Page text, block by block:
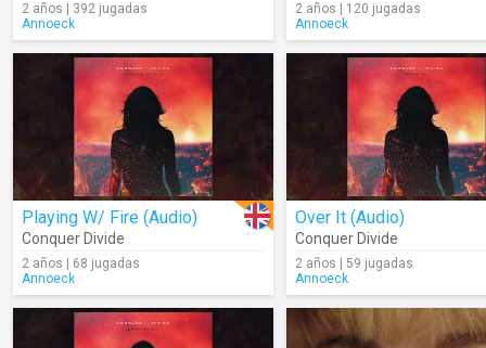
2 años | 392 jugadas
Annoeck
2 años | 120 jugadas
Annoeck
Playing W/ Fire (Audio)
Conquer Divide
2 años | 68 jugadas
Annoeck
Over It (Audio)
Conquer Divide
2 años | 59 jugadas
Annoeck